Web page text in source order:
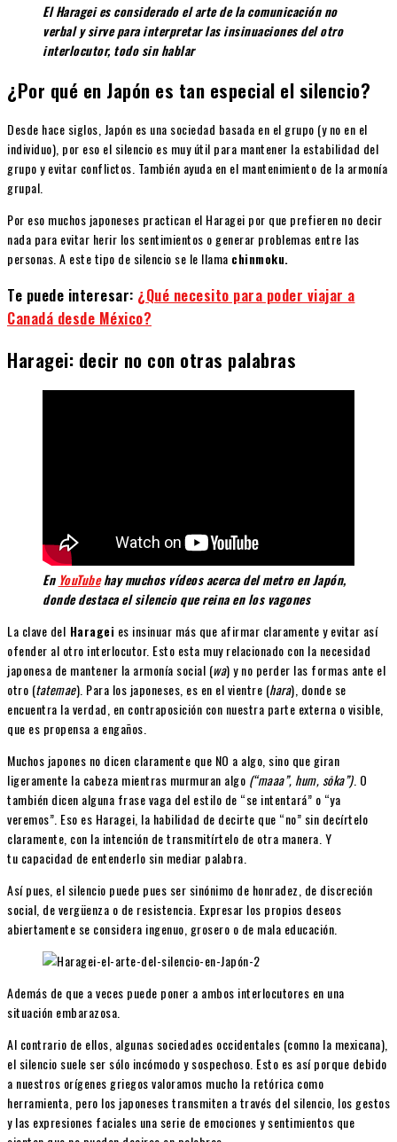
El Haragei es considerado el arte de la comunicación no
verbal y sirve para interpretar las insinuaciones del otro
interlocutor, todo sin hablar
¿Por qué en Japón es tan especial el silencio?
Desde hace siglos, Japón es una sociedad basada en el grupo (y no en el
individuo), por eso el silencio es muy útil para mantener la estabilidad del
grupo y evitar conflictos. También ayuda en el mantenimiento de la armonía
grupal.
Por eso muchos japoneses practican el Haragei por que prefieren no decir
nada para evitar herir los sentimientos o generar problemas entre las
personas. A este tipo de silencio se le llama chinmoku.
Te puede interesar: ¿Qué necesito para poder viajar a
Canadá desde México?
Haragei: decir no con otras palabras
En YouTubehay muchos vídeos acerca del metro en Japón,
donde destaca el silencio que reina en los vagones
La clave del Haragei es insinuar más que afirmar claramente y evitar así
ofender al otro interlocutor. Esto esta muy relacionado con la necesidad
japonesa de mantener la armonía social (wa) y no perder las formas ante el
otro (tatemae). Para los japoneses, es en el vientre (hara), donde se
encuentra la verdad, en contraposición con nuestra parte externa o visible,
que es propensa a engaños.
Muchos japones no dicen claramente que NO a algo, sino que giran
ligeramente la cabeza mientras murmuran algo (“maaa”, hum, sōka”). O
también dicen alguna frase vaga del estilo de “se intentará” o “ya
veremos”. Eso es Haragei, la habilidad de decirte que “no” sin decírtelo
claramente, con la intención de transmitírtelo de otra manera. Y
tu capacidad de entenderlo sin mediar palabra.
Así pues, el silencio puede pues ser sinónimo de honradez, de discreción
social, de vergüenza o de resistencia. Expresar los propios deseos
abiertamente se considera ingenuo, grosero o de mala educación.
Además de que a veces puede poner a ambos interlocutores en una
situación embarazosa.
Al contrario de ellos, algunas sociedades occidentales (comno la mexicana),
el silencio suele ser sólo incómodo y sospechoso. Esto es así porque debido
a nuestros orígenes griegos valoramos mucho la retórica como
herramienta, pero los japoneses transmiten a través del silencio, los gestos
y las expresiones faciales una serie de emociones y sentimientos que